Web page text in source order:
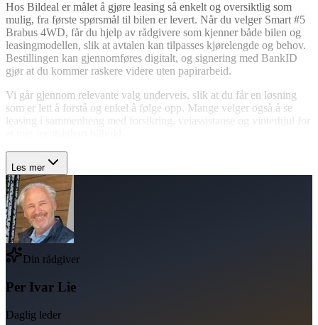
Hos Bildeal er målet å gjøre leasing så enkelt og oversiktlig som
mulig, fra første spørsmål til bilen er levert. Når du velger Smart #5
Brabus 4WD, får du hjelp av rådgivere som kjenner både bilen og
leasingmodellen, slik at avtalen kan tilpasses kjørelengde og behov.
Bestillingen kan gjennomføres digitalt, og signering med BankID
gjør at du kommer raskere videre uten papirarbeid.
Vi går gjennom relevante valg underveis, slik at du får en løsning
som er lett å forstå og enkel å følge opp. Mange velger også å se
leasing i sammenheng med forsikring, veiassistanse og vinterhjul for
Les mer
Din rådgiver
Per Ivar Lie
Daglig leder